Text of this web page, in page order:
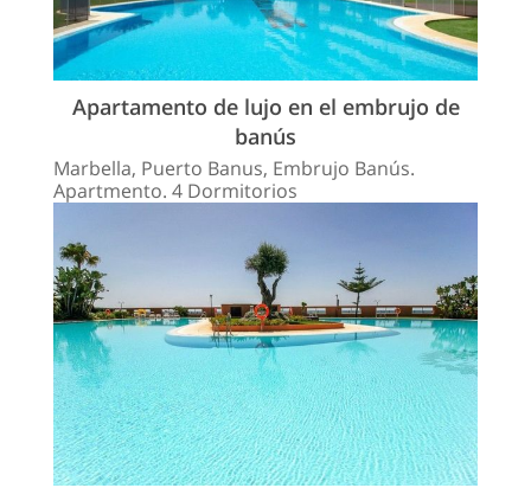
Apartamento de lujo en el embrujo de
banús
Marbella, Puerto Banus, Embrujo Banús.
Apartmento. 4 Dormitorios